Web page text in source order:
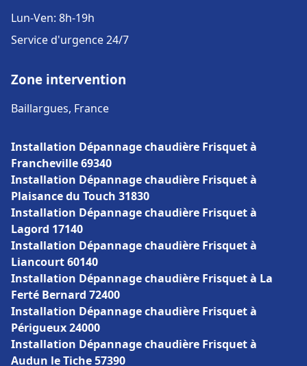
Lun-Ven: 8h-19h
Service d'urgence 24/7
Zone intervention
Baillargues, France
Installation Dépannage chaudière Frisquet à
Francheville 69340
Installation Dépannage chaudière Frisquet à
Plaisance du Touch 31830
Installation Dépannage chaudière Frisquet à
Lagord 17140
Installation Dépannage chaudière Frisquet à
Liancourt 60140
Installation Dépannage chaudière Frisquet à La
Ferté Bernard 72400
Installation Dépannage chaudière Frisquet à
Périgueux 24000
Installation Dépannage chaudière Frisquet à
Audun le Tiche 57390